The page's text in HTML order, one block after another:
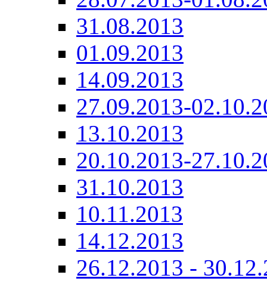
31.08.2013
01.09.2013
14.09.2013
27.09.2013-
13.10.2013
20.10.2013-
31.10.2013
10.11.2013
14.12.2013
26.12.2013 -